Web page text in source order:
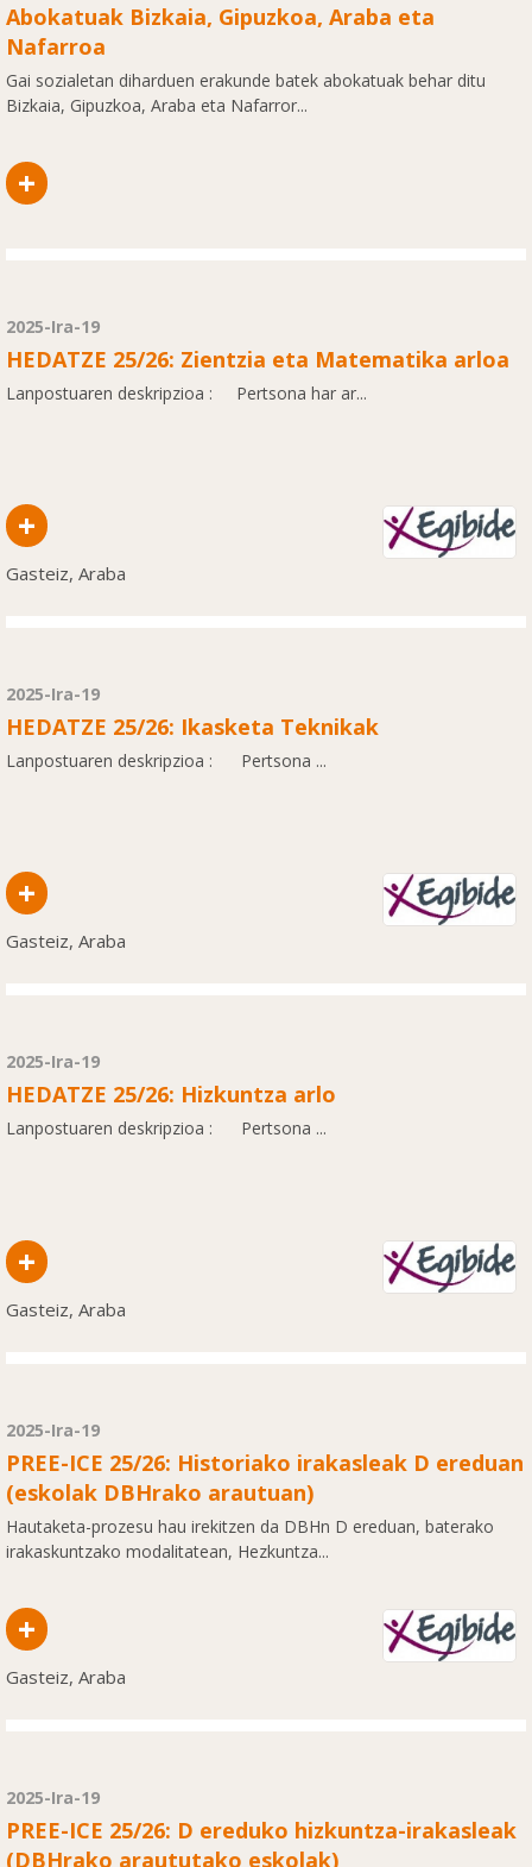
Abokatuak Bizkaia, Gipuzkoa, Araba eta
Nafarroa
Gai sozialetan diharduen erakunde batek abokatuak behar ditu
Bizkaia, Gipuzkoa, Araba eta Nafarror...
+
2025-Ira-19
HEDATZE 25/26: Zientzia eta Matematika arloa
Lanpostuaren deskripzioa : Pertsona har ar...
+
Gasteiz, Araba
2025-Ira-19
HEDATZE 25/26: Ikasketa Teknikak
Lanpostuaren deskripzioa : Pertsona ...
+
Gasteiz, Araba
2025-Ira-19
HEDATZE 25/26: Hizkuntza arlo
Lanpostuaren deskripzioa : Pertsona ...
+
Gasteiz, Araba
2025-Ira-19
PREE-ICE 25/26: Historiako irakasleak D ereduan
(eskolak DBHrako arautuan)
Hautaketa-prozesu hau irekitzen da DBHn D ereduan, baterako
irakaskuntzako modalitatean, Hezkuntza...
+
Gasteiz, Araba
2025-Ira-19
PREE-ICE 25/26: D ereduko hizkuntza-irakasleak
(DBHrako araututako eskolak)